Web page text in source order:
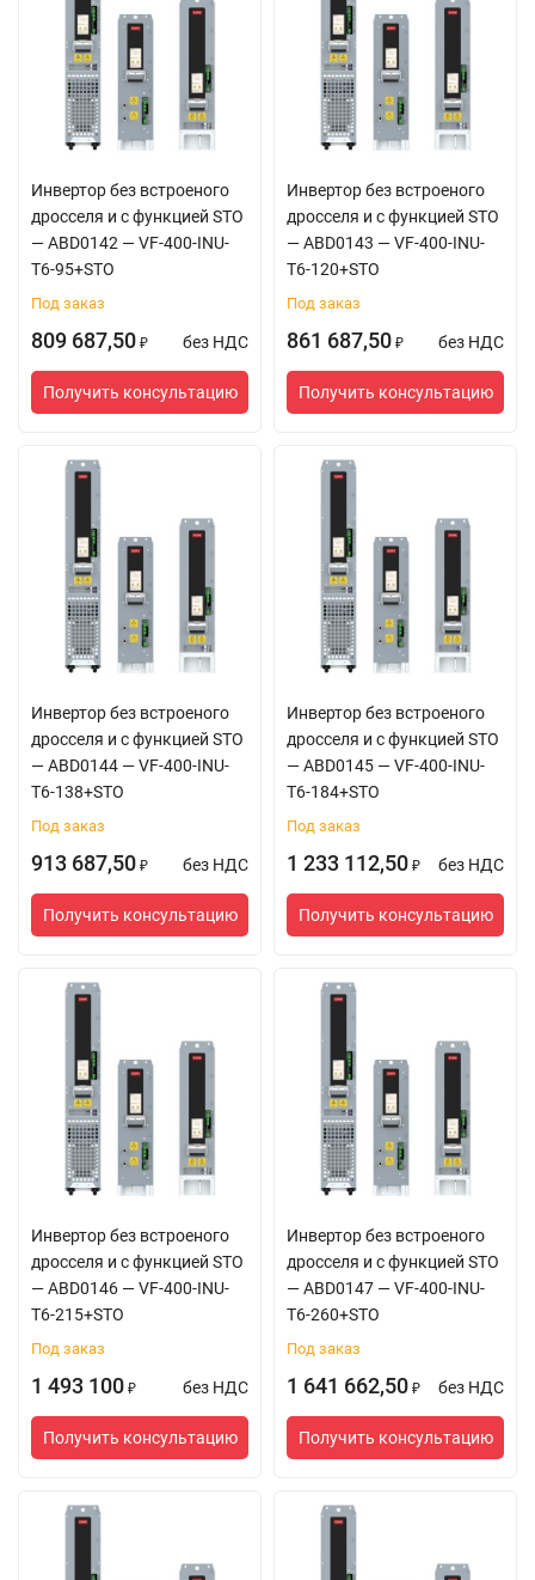
Инвертор без встроеного
дросселя и с функцией STO
— ABD0142 — VF-400-INU-
T6-95+STO
Под заказ
809 687,50 ₽ без НДС
Получить консультацию
Инвертор без встроеного
дросселя и с функцией STO
— ABD0143 — VF-400-INU-
T6-120+STO
Под заказ
861 687,50 ₽ без НДС
Получить консультацию
Инвертор без встроеного
дросселя и с функцией STO
— ABD0144 — VF-400-INU-
T6-138+STO
Под заказ
913 687,50 ₽ без НДС
Получить консультацию
Инвертор без встроеного
дросселя и с функцией STO
— ABD0145 — VF-400-INU-
T6-184+STO
Под заказ
1 233 112,50 ₽ без НДС
Получить консультацию
Инвертор без встроеного
дросселя и с функцией STO
— ABD0146 — VF-400-INU-
T6-215+STO
Под заказ
1 493 100 ₽ без НДС
Получить консультацию
Инвертор без встроеного
дросселя и с функцией STO
— ABD0147 — VF-400-INU-
T6-260+STO
Под заказ
1 641 662,50 ₽ без НДС
Получить консультацию